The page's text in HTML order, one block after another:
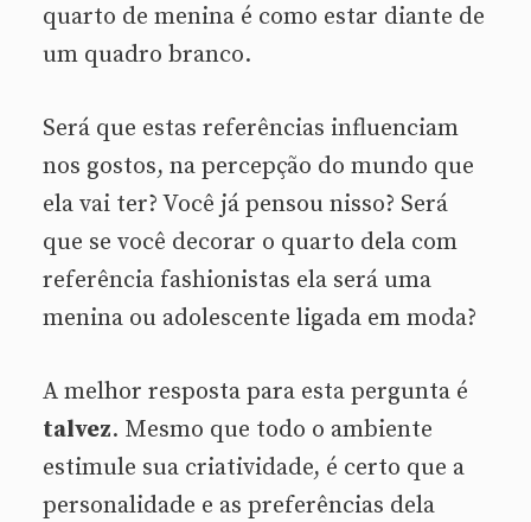
quarto de menina é como estar diante de
um quadro branco.
Será que estas referências influenciam
nos gostos, na percepção do mundo que
ela vai ter? Você já pensou nisso? Será
que se você decorar o quarto dela com
referência fashionistas ela será uma
menina ou adolescente ligada em moda?
A melhor resposta para esta pergunta é
talvez. Mesmo que todo o ambiente
estimule sua criatividade, é certo que a
personalidade e as preferências dela